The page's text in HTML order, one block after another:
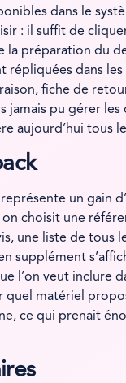
dans le
: il suffit de
la préparation du
répliquées dans
fiche de
jamais pu gérer les
aujourd’hui tous
un gain
choisit une
une liste de tous
supplément
l’on veut inclure
quel matériel
ce qui prenait